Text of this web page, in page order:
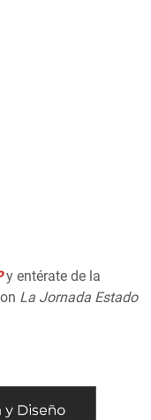
y entérate de la
La Jornada Estado